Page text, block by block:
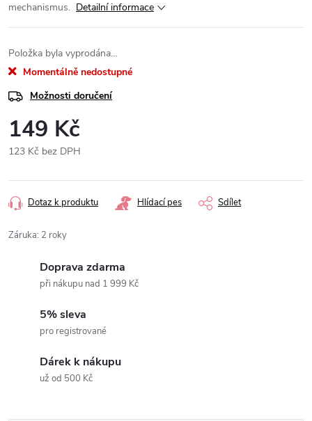
mechanismus. Detailní informace
Položka byla vyprodána…
Momentálně nedostupné
Možnosti doručení
149 Kč
123 Kč bez DPH
cena:
Dotaz k produktu Hlídací pes Sdílet
Záruka: 2 roky
Doprava zdarma
při nákupu nad 1 999 Kč
5% sleva
pro registrované
Dárek k nákupu
už od 500 Kč